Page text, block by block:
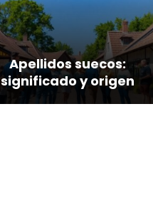
Apellidos suecos:
significado y origen